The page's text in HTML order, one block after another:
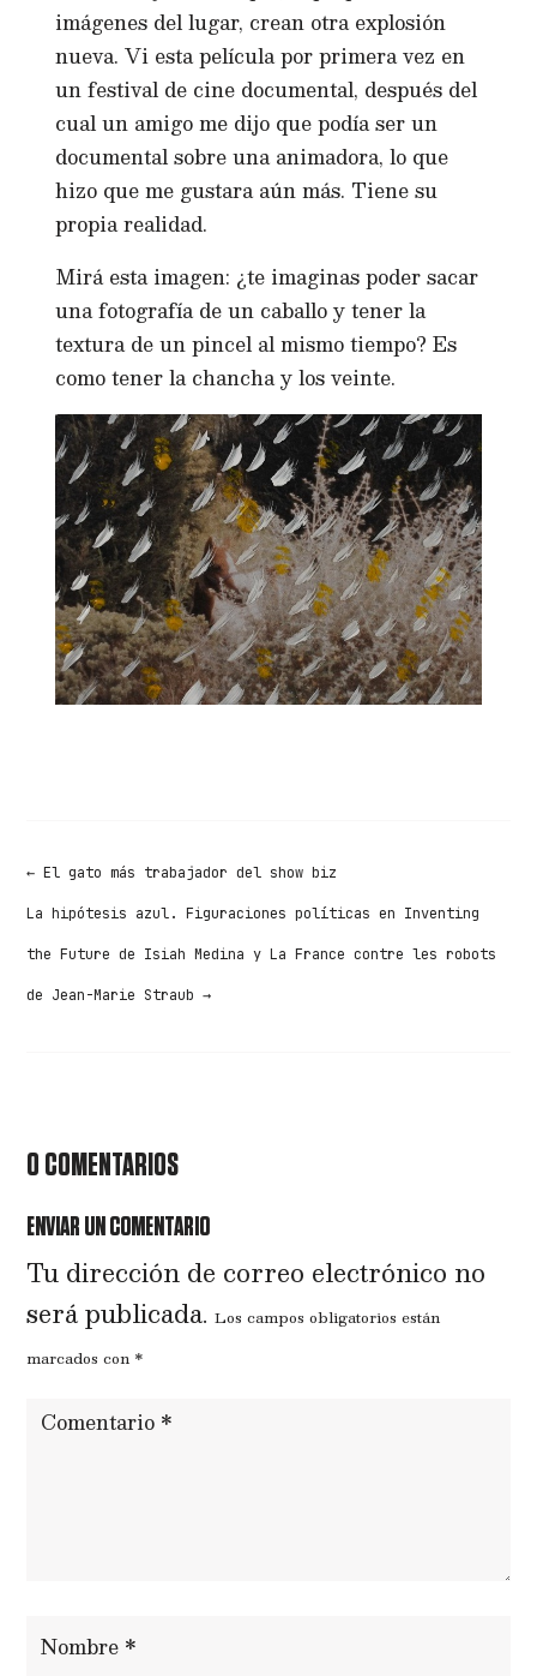
imágenes del lugar, crean otra explosión
nueva. Vi esta película por primera vez en
un festival de cine documental, después del
cual un amigo me dijo que podía ser un
documental sobre una animadora, lo que
hizo que me gustara aún más. Tiene su
propia realidad.
Mirá esta imagen: ¿te imaginas poder sacar
una fotografía de un caballo y tener la
textura de un pincel al mismo tiempo? Es
como tener la chancha y los veinte.
←El gato más trabajador del show biz
La hipótesis azul. Figuraciones políticas en Inventing
the Future de Isiah Medina y La France contre les robots
de Jean-Marie Straub →
0 COMENTARIOS
ENVIAR UN COMENTARIO
Tu dirección de correo electrónico no
será publicada. Los campos obligatorios están
marcados con *